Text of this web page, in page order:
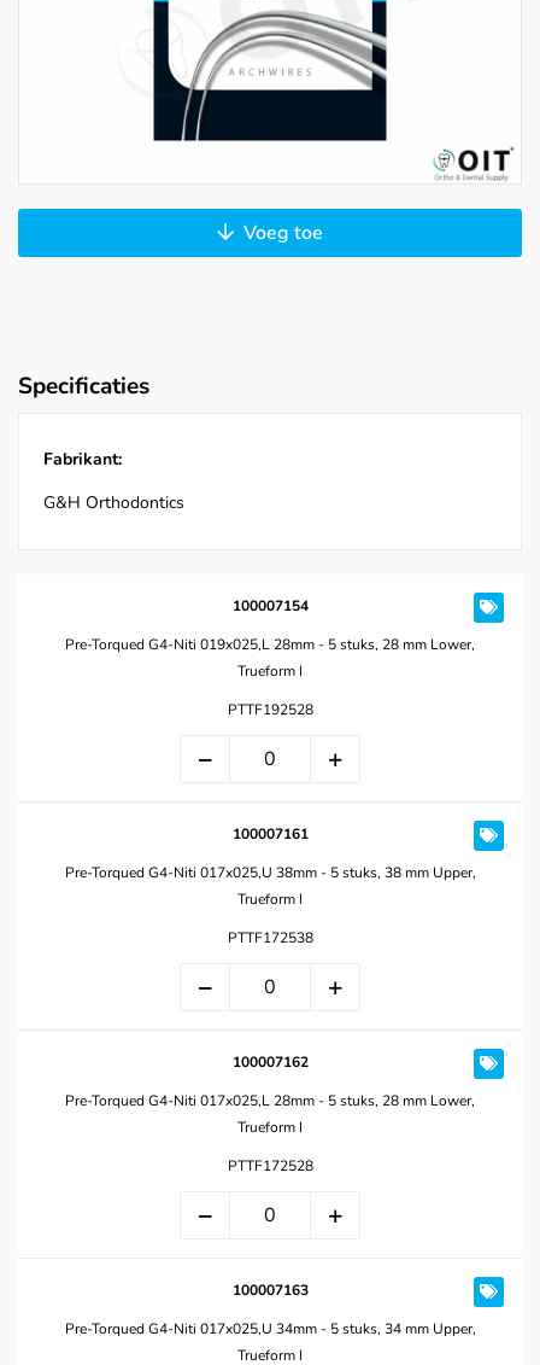
Voeg toe
Specificaties
Fabrikant:
G&H Orthodontics
100007154
Pre-Torqued G4-Niti 019x025,L 28mm - 5 stuks, 28 mm Lower,
Trueform I
PTTF192528
100007161
Pre-Torqued G4-Niti 017x025,U 38mm - 5 stuks, 38 mm Upper,
Trueform I
PTTF172538
100007162
Pre-Torqued G4-Niti 017x025,L 28mm - 5 stuks, 28 mm Lower,
Trueform I
PTTF172528
100007163
Pre-Torqued G4-Niti 017x025,U 34mm - 5 stuks, 34 mm Upper,
Trueform I